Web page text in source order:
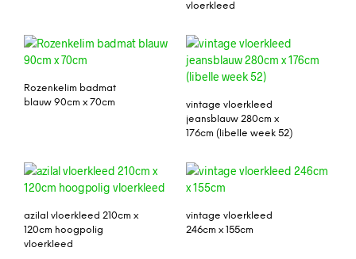
vloerkleed
Rozenkelim badmat
blauw 90cm x 70cm
vintage vloerkleed
jeansblauw 280cm x
176cm (libelle week 52)
azilal vloerkleed 210cm x
120cm hoogpolig
vloerkleed
vintage vloerkleed
246cm x 155cm